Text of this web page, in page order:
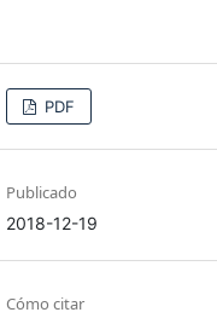
PDF
Publicado
2018-12-19
Cómo citar